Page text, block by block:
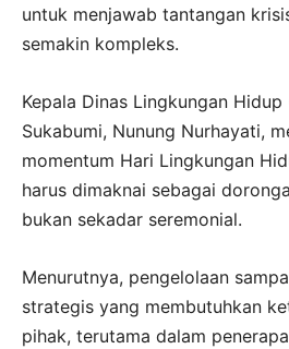
untuk menjawab tantangan
semakin kompleks.
Kepala Dinas Lingkungan
Sukabumi, Nunung Nurhayati,
momentum Hari Lingkungan
harus dimaknai sebagai
bukan sekadar seremonial.
Menurutnya, pengelolaan
strategis yang membutuhkan
pihak, terutama dalam